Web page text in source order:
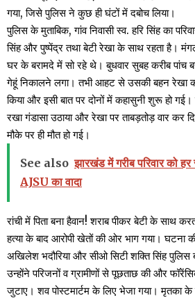
गया, जिसे पुलिस ने कुछ ही घंटों में दबोच लिया।
पुलिस के मुताबिक, गांव निवासी स्व. हरि सिंह का
सिंह और पुष्पेंद्र तथा बेटी रेखा के साथ रहता है।
घर के बरामदे में सो रहे थे। बुधवार सुबह करीब पांच
गेहूं निकालने लगा। तभी आहट से उसकी बहन रेखा
किया और इसी बात पर दोनों में कहासुनी शुरू हो
रखा गंडासा उठाया और रेखा पर ताबड़तोड़ वार कर
मौके पर ही मौत हो गई।
See also झारखंड में गरीब परिवार को
AJSU का वादा
रांची में पिता बना हैवान! शराब पीकर बेटी के साथ
हत्या के बाद आरोपी खेतों की ओर भाग गया। घटना
अखिलेश भदौरिया और सीओ सिटी शक्ति सिंह
उन्होंने परिजनों व ग्रामीणों से पूछताछ की और
जुटाए। शव पोस्टमार्टम के लिए भेजा गया। मृतका के